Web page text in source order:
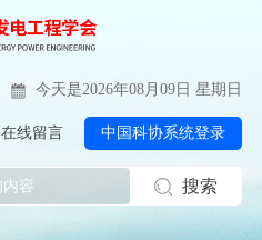
今天是2026年08月09日 星期日
在线留言 中国科协系统登录
搜索